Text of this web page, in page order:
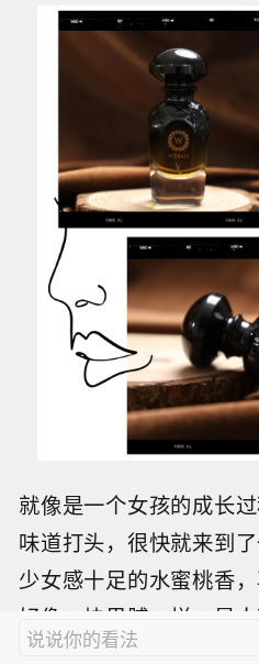
就像是一个女孩的成长
味道打头，很快就来到
少女感十足的水蜜桃香
好像一块果脯一样，是
中调小女孩也逐渐成长
说说你的看法